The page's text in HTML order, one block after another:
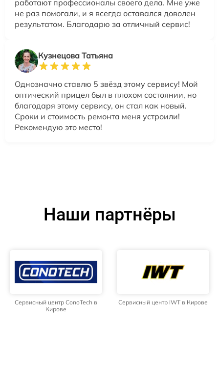
работают профессионалы своего дела. Мне уже
не раз помогали, и я всегда оставался доволен
результатом. Благодарю за отличный сервис!
Кузнецова Татьяна
Однозначно ставлю 5 звёзд этому сервису! Мой
оптический прицел был в плохом состоянии, но
благодаря этому сервису, он стал как новый.
Сроки и стоимость ремонта меня устроили!
Рекомендую это место!
Наши партнёры
Сервисный центр ConoTech в
Кирове
Сервисный центр IWT в Кирове